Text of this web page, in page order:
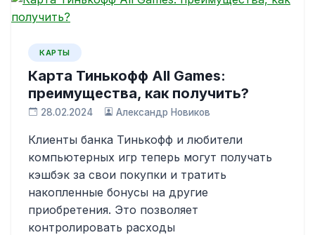
КАРТЫ
Карта Тинькофф All Games:
преимущества, как получить?
28.02.2024 Александр Новиков
Клиенты банка Тинькофф и любители
компьютерных игр теперь могут получать
кэшбэк за свои покупки и тратить
накопленные бонусы на другие
приобретения. Это позволяет
контролировать расходы